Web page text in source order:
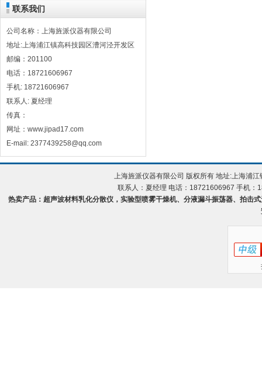
联系我们
公司名称：上海旌派仪器有限公司
地址:上海浦江镇高科技园区漕河泾开发区
邮编：201100
电话：18721606967
手机: 18721606967
联系人: 夏经理
传真：
网址：www.jipad17.com
E-mail: 2377439258@qq.com
上海旌派仪器有限公司 版权所有 地址:上海浦
联系人：夏经理 电话：18721606967 手机
热卖产品：超声波材料乳化分散仪，实验型喷雾干燥机、分液漏斗振荡器、拍击